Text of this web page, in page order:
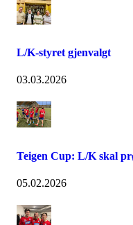
L/K-styret gjenvalgt
03.03.2026
Teigen Cup: L/K skal
05.02.2026